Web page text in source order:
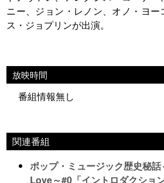
ニー、ジョン・レノン、オノ・ヨ
ス・ジョプリンが出演。
放映時間
番組情報無し
関連番組
ポップ・ミュージック歴史秘
Love～#0「イントロダクション